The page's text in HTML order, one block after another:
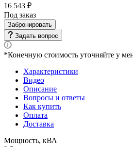
16 543 ₽
Под заказ
Забронировать
Задать вопрос
*Конечную стоимость уточняйте у
Характеристики
Видео
Описание
Вопросы и ответы
Как купить
Оплата
Доставка
Мощность, кВА